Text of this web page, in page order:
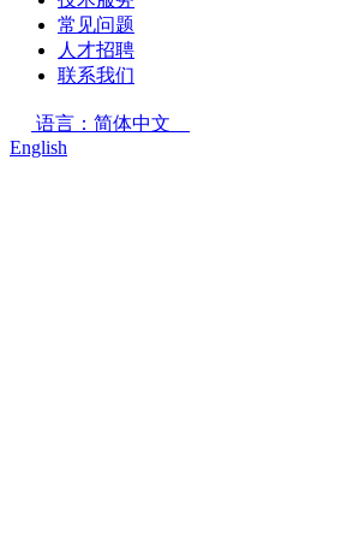
常见问题
人才招聘
联系我们
语言：简体中文
English